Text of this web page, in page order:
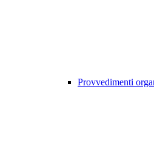
Provvedimenti